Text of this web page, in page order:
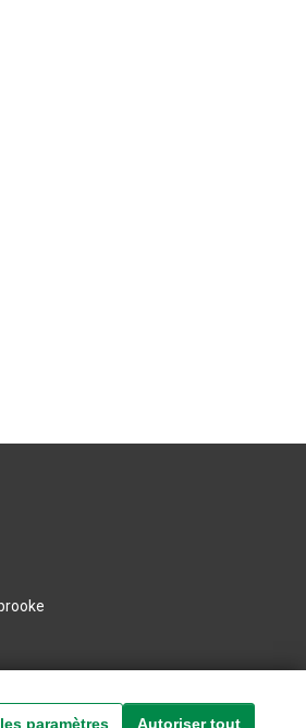
paramètres Autoriser tout